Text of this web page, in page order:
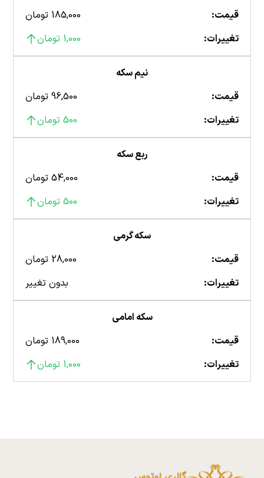
قیمت:
185,000 تومان
تغییرات:
1,000 تومان
نیم سکه
قیمت:
96,500 تومان
تغییرات:
500 تومان
ربع سکه
قیمت:
54,000 تومان
تغییرات:
500 تومان
سکه گرمی
قیمت:
28,000 تومان
تغییرات:
بدون تغییر
سکه امامی
قیمت:
189,000 تومان
تغییرات:
1,000 تومان